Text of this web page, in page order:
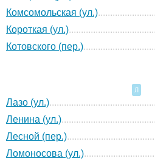
Комсомольская (ул.)
Короткая (ул.)
Котовского (пер.)
Л
Лазо (ул.)
Ленина (ул.)
Лесной (пер.)
Ломоносова (ул.)